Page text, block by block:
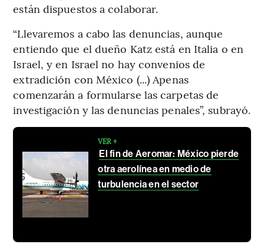
están dispuestos a colaborar.
“Llevaremos a cabo las denuncias, aunque
entiendo que el dueño Katz está en Italia o en
Israel, y en Israel no hay convenios de
extradición con México (...) Apenas
comenzarán a formularse las carpetas de
investigación y las denuncias penales”, subrayó.
VER +
El fin de Aeromar: México pierde
otra aerolínea en medio de
turbulencia en el sector